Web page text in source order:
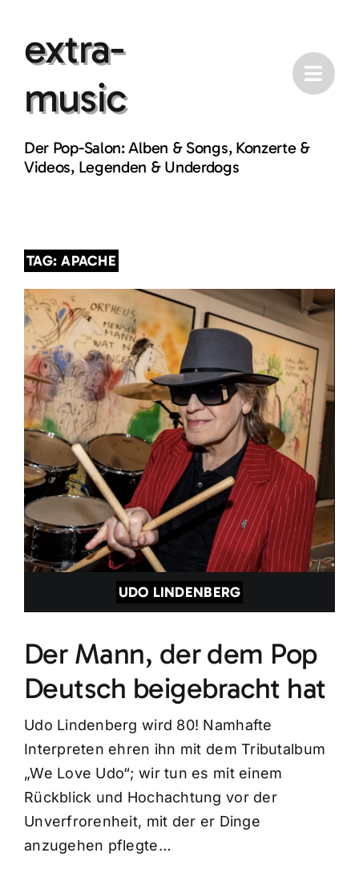
contentextra-
music
Der Pop-Salon: Alben & Songs, Konzerte &
Videos, Legenden & Underdogs
TAG: APACHE
UDO LINDENBERG
Der Mann, der dem Pop
Deutsch beigebracht hat
Udo Lindenberg wird 80! Namhafte
Interpreten ehren ihn mit dem Tributalbum
„We Love Udo“; wir tun es mit einem
Rückblick und Hochachtung vor der
Unverfrorenheit, mit der er Dinge
anzugehen pflegte…